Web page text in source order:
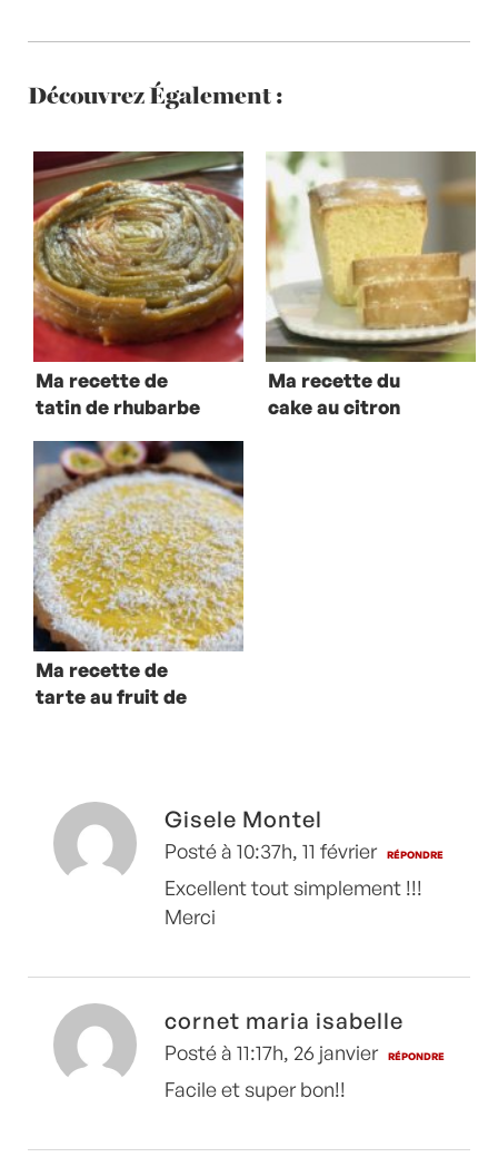
Découvrez Également :
Ma recette de
tatin de rhubarbe
Ma recette du
cake au citron
Ma recette de
tarte au fruit de
Gisele Montel
Posté à 10:37h, 11 février RÉPONDRE
Excellent tout simplement !!!
Merci
cornet maria isabelle
Posté à 11:17h, 26 janvier RÉPONDRE
Facile et super bon!!